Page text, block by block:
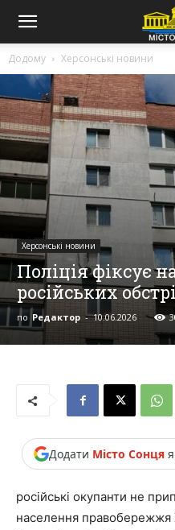
Додому Херсонські новини
Херсонські новини
Поліція фіксує
російських
по Редактор - 10.06.2026
Додати Місто Сонця
російські окупанти не
населення правобережжя